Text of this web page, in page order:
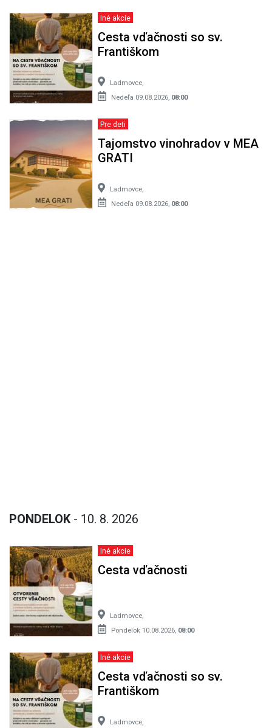
Iné akcie
Cesta vďačnosti so sv.
Františkom
Ladmovce,
Nedeľa 09.08.2026, 08:00
Pre deti
Tajomstvo vinohradov v MEA
GRATI
Ladmovce,
Nedeľa 09.08.2026, 08:00
PONDELOK - 10. 8. 2026
Iné akcie
Cesta vďačnosti
Ladmovce,
Pondelok 10.08.2026, 08:00
Iné akcie
Cesta vďačnosti so sv.
Františkom
Ladmovce,